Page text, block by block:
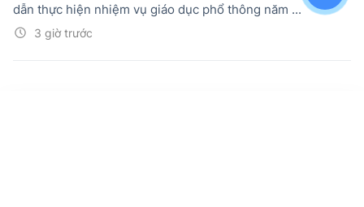
3 giờ trước
dẫn thực hiện nhiệm vụ giáo dục phổ thông năm ...